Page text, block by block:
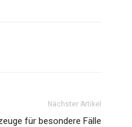
Nächster Artikel
für besondere Fälle